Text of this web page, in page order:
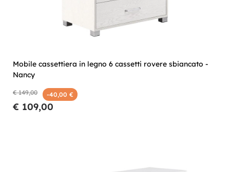
Mobile cassettiera in legno 6 cassetti rovere sbiancato -
Nancy
€ 149,00 -40,00 €
€ 109,00